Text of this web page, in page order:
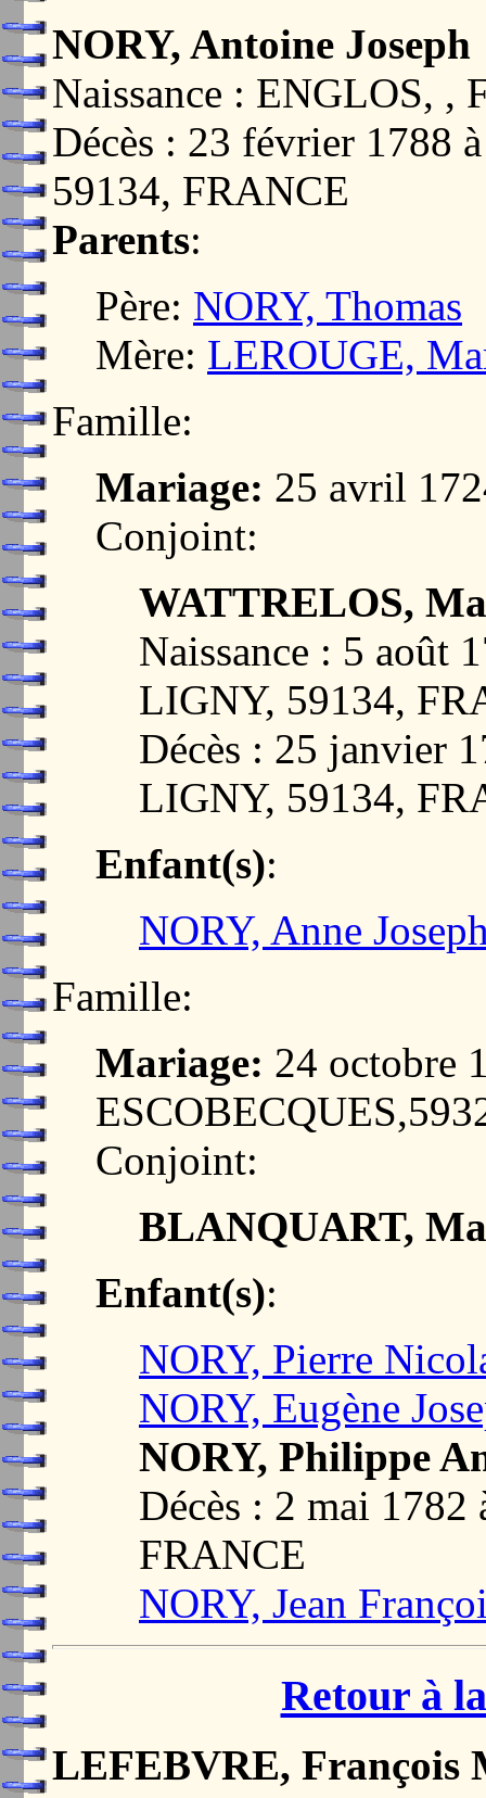
NORY, Antoine Joseph
Naissance : ENGLOS, ,
Décès : 23 février 1788
59134, FRANCE
Parents:
Père: NORY, Thomas
Mère: LEROUGE,
Famille:
Mariage: 25 avril
Conjoint:
WATTRELOS,
Naissance : 5 août
LIGNY, 59134,
Décès : 25 janvier
LIGNY, 59134,
Enfant(s):
NORY, Anne
Famille:
Mariage: 24 octobre
Conjoint:
BLANQUART,
Enfant(s):
NORY, Pierre
NORY, Eugène
NORY, Philippe
Décès : 2 mai
FRANCE
NORY, Jean
Retour à
LEFEBVRE, François